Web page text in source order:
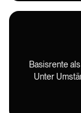
Basisrente
Unter